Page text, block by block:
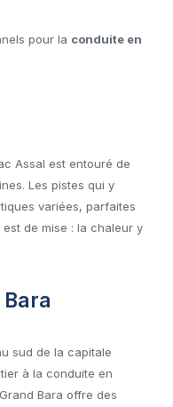
pour la conduite en
Assal est entouré de
Les pistes qui y
variées, parfaites
de mise : la chaleur y
sud de la capitale
à la conduite en
Bara offre des